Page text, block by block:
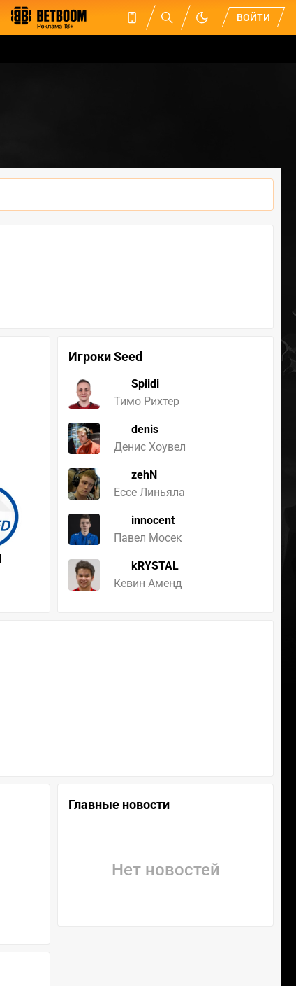
ВОЙТИ
Игроки Seed
Spiidi
Тимо Рихтер
denis
Денис Хоувел
zehN
Ессе Линьяла
innocent
Павел Мосек
kRYSTAL
Кевин Аменд
Главные новости
Нет новостей